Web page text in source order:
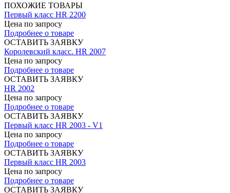
ПОХОЖИЕ ТОВАРЫ
Первый класс HR 2200
Цена по запросу
Подробнее о товаре
ОСТАВИТЬ ЗАЯВКУ
Королевский класс. HR 2007
Цена по запросу
Подробнее о товаре
ОСТАВИТЬ ЗАЯВКУ
HR 2002
Цена по запросу
Подробнее о товаре
ОСТАВИТЬ ЗАЯВКУ
Первый класс HR 2003 - V1
Цена по запросу
Подробнее о товаре
ОСТАВИТЬ ЗАЯВКУ
Первый класс HR 2003
Цена по запросу
Подробнее о товаре
ОСТАВИТЬ ЗАЯВКУ